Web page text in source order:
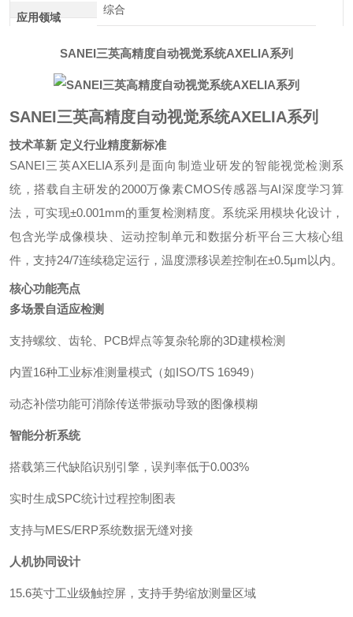
应用领域
综合
SANEI三英高精度自动视觉系统AXELIA系列
SANEI三英高精度自动视觉系统AXELIA系列
技术革新 定义行业精度新标准
SANEI三英AXELIA系列是面向制造业研发的智能视觉检测系
统，搭载自主研发的2000万像素CMOS传感器与AI深度学习算
法，可实现±0.001mm的重复检测精度。系统采用模块化设计，
包含光学成像模块、运动控制单元和数据分析平台三大核心组
件，支持24/7连续稳定运行，温度漂移误差控制在±0.5μm以内。
核心功能亮点
多场景自适应检测
支持螺纹、齿轮、PCB焊点等复杂轮廓的3D建模检测
内置16种工业标准测量模式（如ISO/TS 16949）
动态补偿功能可消除传送带振动导致的图像模糊
智能分析系统
搭载第三代缺陷识别引擎，误判率低于0.003%
实时生成SPC统计过程控制图表
支持与MES/ERP系统数据无缝对接
人机协同设计
15.6英寸工业级触控屏，支持手势缩放测量区域